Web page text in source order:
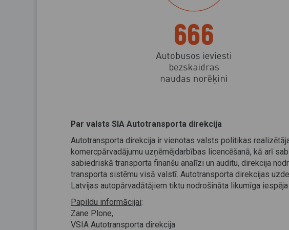
Par valsts SIA Autotransporta direkcija
Autotransporta direkcija ir vienotas valsts politikas
komercpārvadājumu uzņēmējdarbības licencēšanā, kā arī
sabiedriskā transporta finanšu analīzi un auditu, direkcija
transporta sistēmu visā valstī. Autotransporta direkcijas
Latvijas autopārvadātājiem tiktu nodrošināta likumīga
Papildu informācijai:
Zane Plone,
VSIA Autotransporta direkcija